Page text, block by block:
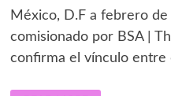
México, D.F a febrero
comisionado por BSA |
confirma el vínculo